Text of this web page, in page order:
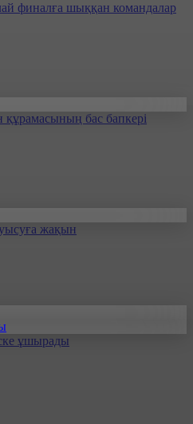
финалға шыққан командалар
бас бапкері
жақын
ұшырады